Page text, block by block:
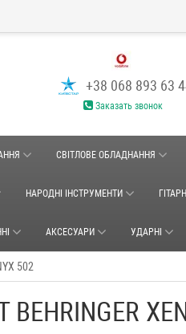
+38 068 893 63
Заказать звонок
СВІТЛОВЕ ОБЛАДНАННЯ
НАРОДНІ ІНСТРУМЕНТИ
АКСЕСУАРИ УДАРНІ
502